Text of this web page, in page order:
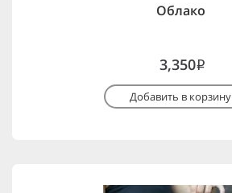
Облако
3,350i
Добавить в корзину